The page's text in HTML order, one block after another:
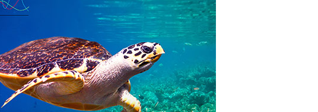
Âm thanh:
Đang cập nhật
Phụ đề phim:Đang cập nhật
Hệ điều hành – Giao diện:VIDAA TV
Trình duyệt web:Có